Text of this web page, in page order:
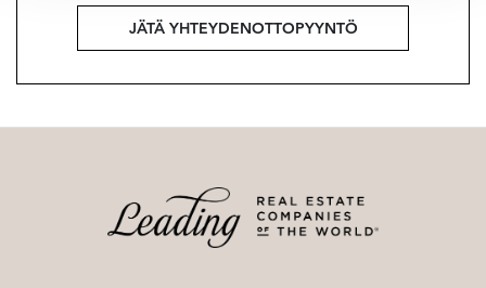
JÄTÄ YHTEYDENOTTOPYYNTÖ